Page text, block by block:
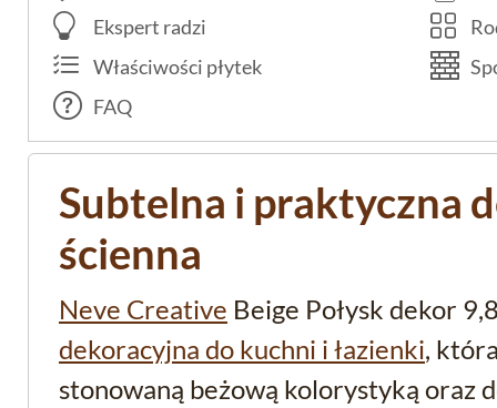
Ekspert radzi
Właściwości płytek
FAQ
Subtelna i praktyczna
ścienna
Neve Creative Beige Połysk dekor
dekoracyjna do kuchni i łazienki,
stonowaną beżową kolorystyką oraz